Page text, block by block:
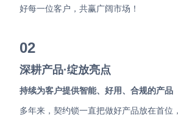
好每一位客户，共赢广阔市场！
02
深耕产品·绽放亮点
持续为客户提供智能、好用、合规的产品
多年来，契约锁一直把做好产品放在首位，产品是赢得客户和